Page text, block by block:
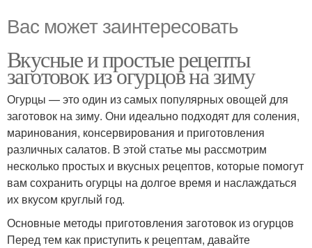
Вас может заинтересовать
Вкусные и простые рецепты
заготовок из огурцов на зиму
Огурцы — это один из самых популярных овощей для
заготовок на зиму. Они идеально подходят для соления,
маринования, консервирования и приготовления
различных салатов. В этой статье мы рассмотрим
несколько простых и вкусных рецептов, которые помогут
вам сохранить огурцы на долгое время и наслаждаться
их вкусом круглый год.
Основные методы приготовления заготовок из огурцов
Перед тем как приступить к рецептам, давайте